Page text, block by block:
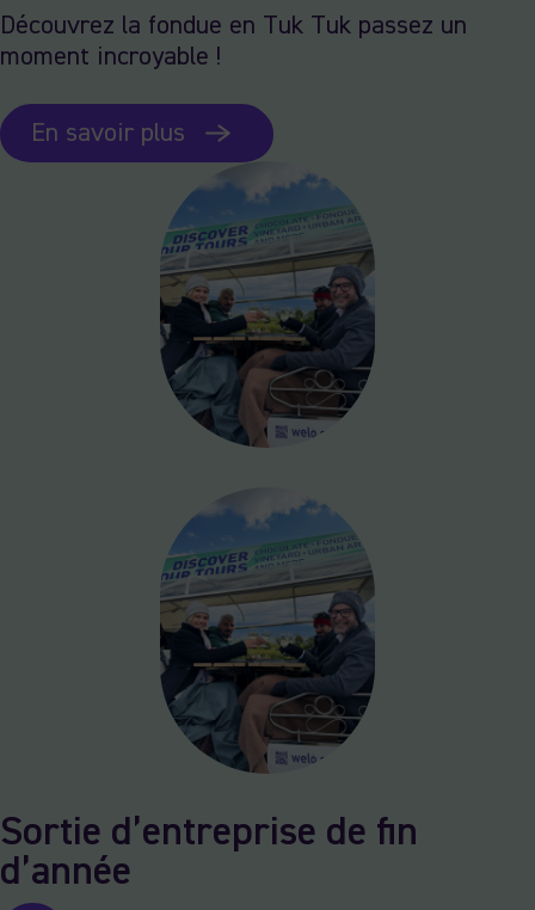
Découvrez la fondue en Tuk Tuk passez un
moment incroyable !
En savoir plus
Sortie d’entreprise de fin
d’année